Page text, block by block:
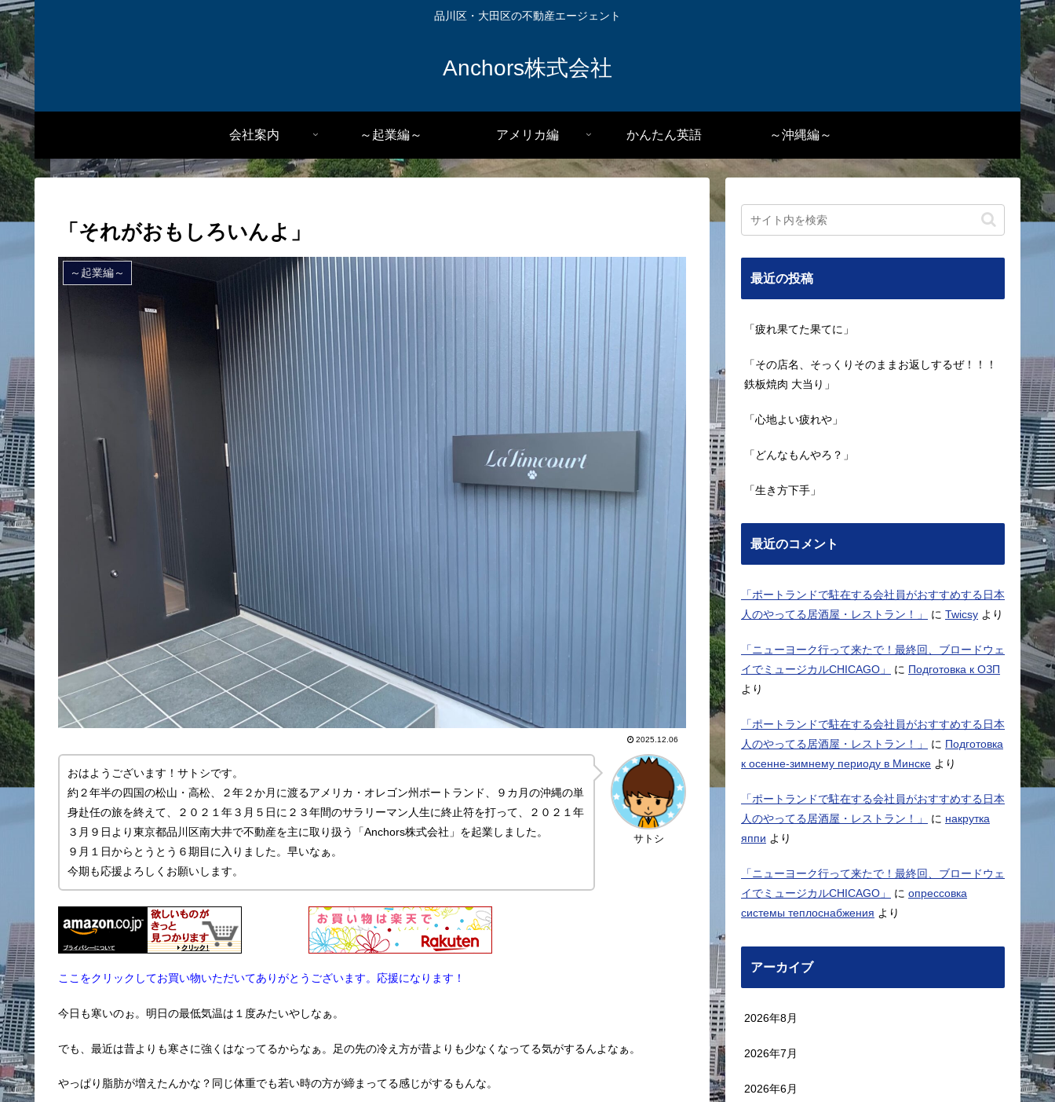
品川区・大田区の不動産エージェント
Anchors株式会社
会社案内 ～起業編～ アメリカ編 かんたん英語 ～沖縄編～
「それがおもしろいんよ」
～起業編～
2025.12.06
サトシ
おはようございます！サトシです。
約２年半の四国の松山・高松、２年２か月に渡るアメリカ・オレゴン州ポートランド、９カ月の沖縄の単
身赴任の旅を終えて、２０２１年３月５日に２３年間のサラリーマン人生に終止符を打って、２０２１年
３月９日より東京都品川区南大井で不動産を主に取り扱う「Anchors株式会社」を起業しました。
９月１日からとうとう６期目に入りました。早いなぁ。
今期も応援よろしくお願いします。
ここをクリックしてお買い物いただいてありがとうございます。応援になります！
今日も寒いのぉ。明日の最低気温は１度みたいやしなぁ。
でも、最近は昔よりも寒さに強くはなってるからなぁ。足の先の冷え方が昔よりも少なくなってる気がするんよなぁ。
やっぱり脂肪が増えたんかな？同じ体重でも若い時の方が締まってる感じがするもんな。
最近の投稿
「疲れ果てた果てに」
「その店名、そっくりそのままお返しするぜ！！！
鉄板焼肉 大当り」
「心地よい疲れや」
「どんなもんやろ？」
「生き方下手」
最近のコメント
「ポートランドで駐在する会社員がおすすめする日本
人のやってる居酒屋・レストラン！」
に Twicsy より
「ニューヨーク行って来たで！最終回、ブロードウェ
イでミュージカルCHICAGO」
に Подготовка к ОЗП
より
「ポートランドで駐在する会社員がおすすめする日本
人のやってる居酒屋・レストラン！」
に Подготовка
к осенне-зимнему периоду в Минске より
「ポートランドで駐在する会社員がおすすめする日本
人のやってる居酒屋・レストラン！」
に накрутка
яппи より
「ニューヨーク行って来たで！最終回、ブロードウェ
イでミュージカルCHICAGO」
に опрессовка
системы теплоснабжения より
アーカイブ
2026年8月
2026年7月
2026年6月